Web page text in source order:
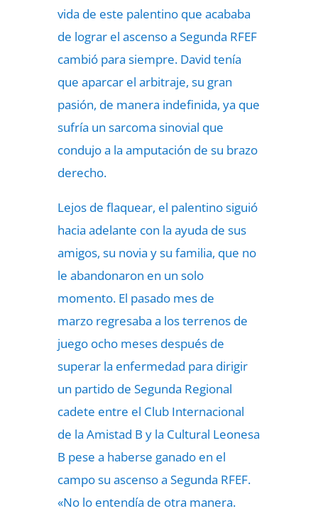
vida de este palentino que acababa
de lograr el ascenso a Segunda RFEF
cambió para siempre. David tenía
que aparcar el arbitraje, su gran
pasión, de manera indefinida, ya que
sufría un sarcoma sinovial que
condujo a la amputación de su brazo
derecho.
Lejos de flaquear, el palentino siguió
hacia adelante con la ayuda de sus
amigos, su novia y su familia, que no
le abandonaron en un solo
momento. El pasado mes de
marzo regresaba a los terrenos de
juego ocho meses después de
superar la enfermedad para dirigir
un partido de Segunda Regional
cadete entre el Club Internacional
de la Amistad B y la Cultural Leonesa
B pese a haberse ganado en el
campo su ascenso a Segunda RFEF.
«No lo entendía de otra manera.